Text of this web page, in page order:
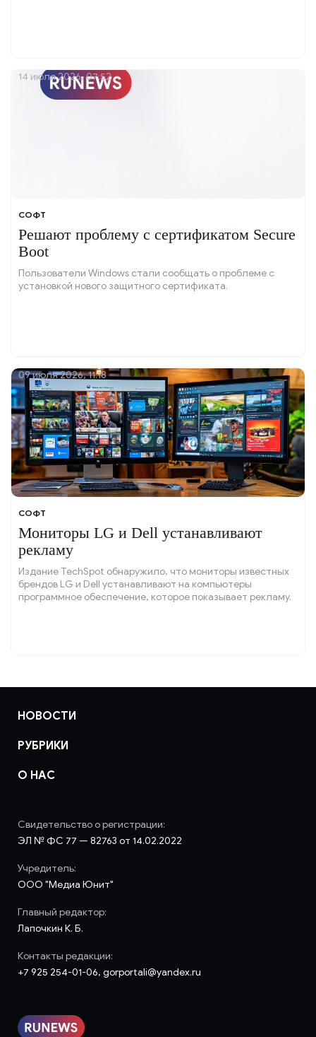
СОФТ
Решают проблему с сертификатом Secure
Boot
Пользователи Windows стали сообщать о проблеме с
установкой нового защитного сертификата.
14 июля 2026, 07:52
СОФТ
Мониторы LG и Dell устанавливают
рекламу
Издание TechSpot обнаружило, что мониторы известных
брендов LG и Dell устанавливают на компьютеры
программное обеспечение, которое показывает рекламу.
09 июля 2026, 11:18
НОВОСТИ
РУБРИКИ
О НАС
Свидетельство о регистрации:
ЭЛ № ФС 77 — 82763 от 14.02.2022
Учредитель:
ООО "Медиа Юнит"
Главный редактор:
Лапочкин К. Б.
Контакты редакции:
+7 925 254-01-06, gorportali@yandex.ru